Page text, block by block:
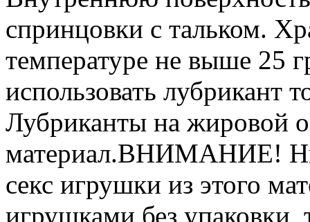
спринцовки с тальком.
температуре не выше 25
использовать лубрикант
Лубриканты на жировой
материал.ВНИМАНИЕ! Ни
секс игрушки из этого
игрушками без упаковки,